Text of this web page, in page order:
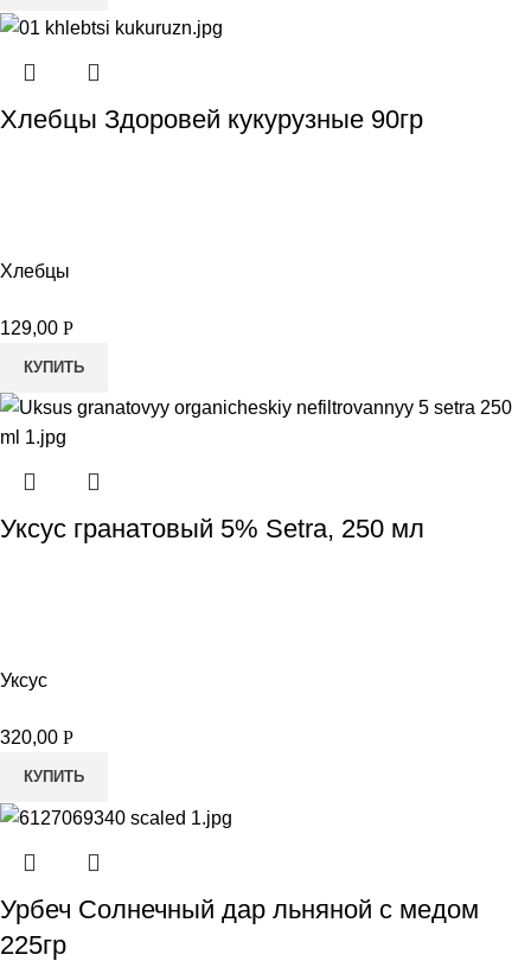
Хлебцы Здоровей кукурузные 90гр
Хлебцы
129,00 Р
КУПИТЬ
Уксус гранатовый 5% Setra, 250 мл
Уксус
320,00 Р
КУПИТЬ
Урбеч Солнечный дар льняной с медом
225гр